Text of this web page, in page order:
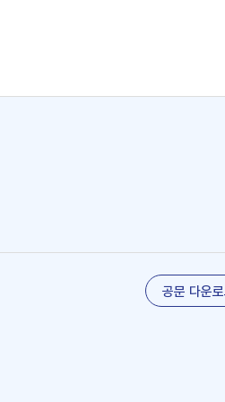
공문 다운